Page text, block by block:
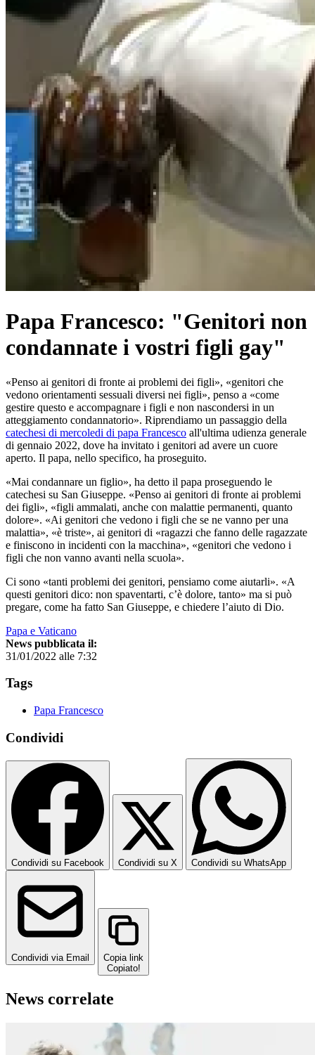
Papa Francesco: "Genitori non
condannate i vostri figli gay"
«Penso ai genitori di fronte ai problemi dei figli», «genitori che
vedono orientamenti sessuali diversi nei figli», penso a «come
gestire questo e accompagnare i figli e non nascondersi in un
atteggiamento condannatorio». Riprendiamo un passaggio della
catechesi di mercoledi di papa Francesco all'ultima udienza generale
di gennaio 2022, dove ha invitato i genitori ad avere un cuore
aperto. Il papa, nello specifico, ha proseguito.
«Mai condannare un figlio», ha detto il papa proseguendo le
catechesi su San Giuseppe. «Penso ai genitori di fronte ai problemi
dei figli», «figli ammalati, anche con malattie permanenti, quanto
dolore». «Ai genitori che vedono i figli che se ne vanno per una
malattia», «è triste», ai genitori di «ragazzi che fanno delle ragazzate
e finiscono in incidenti con la macchina», «genitori che vedono i
figli che non vanno avanti nella scuola».
Ci sono «tanti problemi dei genitori, pensiamo come aiutarli». «A
questi genitori dico: non spaventarti, c’è dolore, tanto» ma si può
pregare, come ha fatto San Giuseppe, e chiedere l’aiuto di Dio.
Papa e Vaticano
News pubblicata il:
31/01/2022 alle 7:32
Tags
Papa Francesco
Condividi
Condividi su Facebook Condividi su X Condividi su WhatsApp
Condividi via Email
Copia link
Copiato!
News correlate